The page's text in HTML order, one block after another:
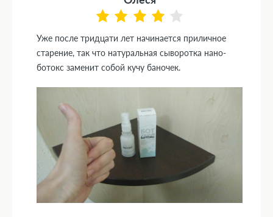
Уже после тридцати лет начинается приличное
старение, так что натуральная сыворотка нано-
ботокс заменит собой кучу баночек.